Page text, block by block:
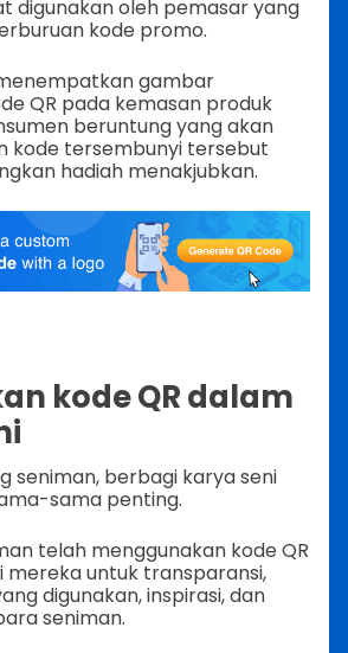
digunakan oleh pemasar yang
kode promo.
gambar
QR pada kemasan produk
beruntung yang akan
kode tersembunyi tersebut
hadiah menakjubkan.
kode QR dalam
seniman, berbagi karya seni
sama penting.
telah menggunakan kode QR
mereka untuk transparansi,
digunakan, inspirasi, dan
seniman.